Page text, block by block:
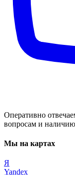
Оперативно
вопросам и
Мы на картах
Я
Yandex